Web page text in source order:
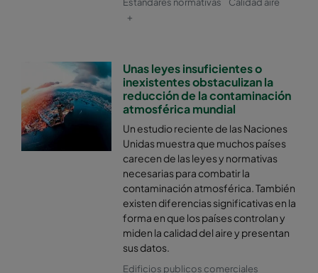
ePM2,5 50% M6
Hi-Flo UF UF6-65/520 ePM2,5 50% M6
Hi-Flo UF UG6/520
Hi-Flo UF UF6-63/520 ePM2,5 50% M6
ePM2,5 50%
Hi-Flo UF UH6-33/520 ePM2,5 50% M6
+
Unas leyes insuficientes o
inexistentes obstaculizan la
reducción de la contaminación
atmosférica mundial
Un estudio reciente de las Naciones
Unidas muestra que muchos países
carecen de las leyes y normativas
necesarias para combatir la
contaminación atmosférica. También
existen diferencias significativas en la
forma en que los países controlan y
miden la calidad del aire y presentan
sus datos.
Edificios publicos comerciales